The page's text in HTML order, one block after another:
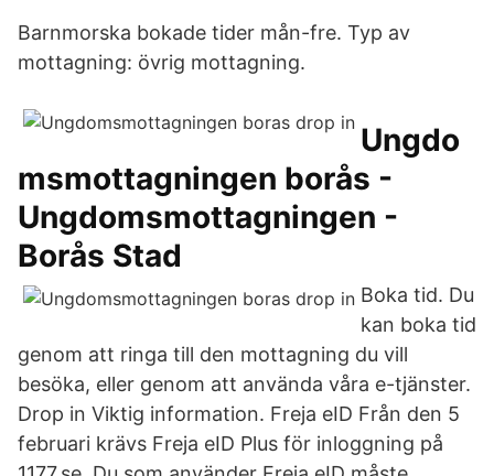
Barnmorska bokade tider mån-fre. Typ av
mottagning: övrig mottagning.
Ungdo
msmottagningen borås -
Ungdomsmottagningen -
Borås Stad
Boka tid. Du
kan boka tid
genom att ringa till den mottagning du vill
besöka, eller genom att använda våra e-tjänster.
Drop in Viktig information. Freja eID Från den 5
februari krävs Freja eID Plus för inloggning på